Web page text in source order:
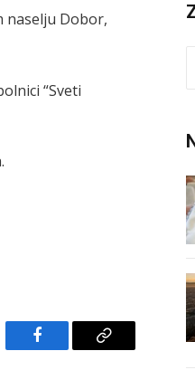
naselju Dobor,
“Sveti
Facebook Copy